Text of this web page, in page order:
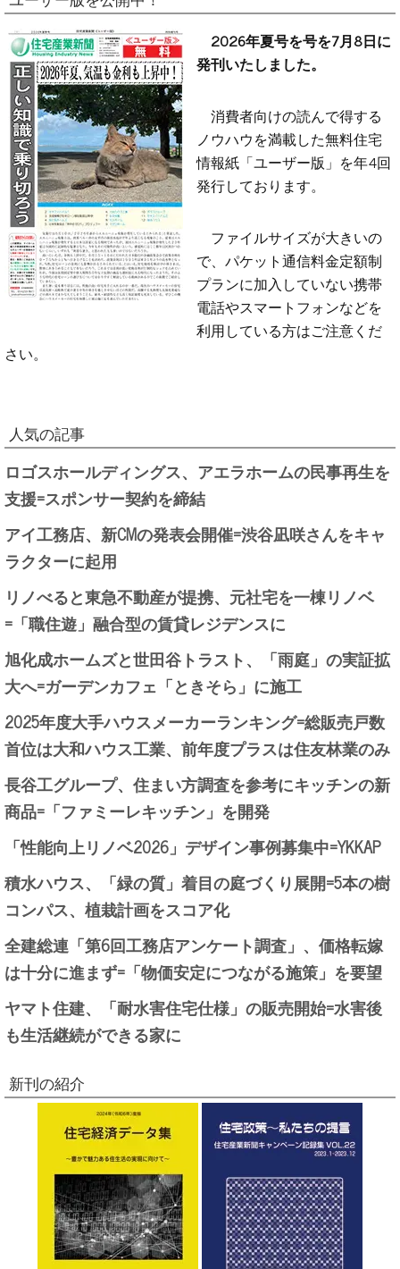
2026年夏号を号を7月8日に
発刊いたしました。
消費者向けの読んで得する
ノウハウを満載した無料住宅
情報紙「ユーザー版」を年4回
発行しております。
ファイルサイズが大きいの
で、パケット通信料金定額制
プランに加入していない携帯
電話やスマートフォンなどを
利用している方はご注意くだ
さい。
人気の記事
ロゴスホールディングス、アエラホームの民事再生を
支援=スポンサー契約を締結
アイ工務店、新CMの発表会開催=渋谷凪咲さんをキャ
ラクターに起用
リノべると東急不動産が提携、元社宅を一棟リノベ
=「職住遊」融合型の賃貸レジデンスに
旭化成ホームズと世田谷トラスト、「雨庭」の実証拡
大へ=ガーデンカフェ「ときそら」に施工
2025年度大手ハウスメーカーランキング=総販売戸数
首位は大和ハウス工業、前年度プラスは住友林業のみ
長谷工グループ、住まい方調査を参考にキッチンの新
商品=「ファミーレキッチン」を開発
「性能向上リノベ2026」デザイン事例募集中=YKKAP
積水ハウス、「緑の質」着目の庭づくり展開=5本の樹
コンパス、植栽計画をスコア化
全建総連「第6回工務店アンケート調査」、価格転嫁
は十分に進まず=「物価安定につながる施策」を要望
ヤマト住建、「耐水害住宅仕様」の販売開始=水害後
も生活継続ができる家に
新刊の紹介